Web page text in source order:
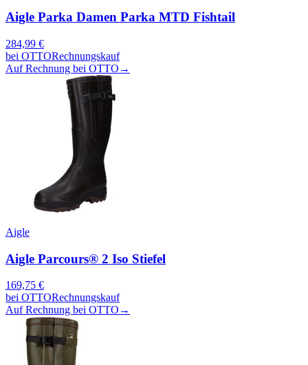
Aigle Parka Damen Parka MTD Fishtail
284,99 €
bei OTTORechnungskauf
Auf Rechnung bei OTTO →
Aigle
Aigle Parcours® 2 Iso Stiefel
169,75 €
bei OTTORechnungskauf
Auf Rechnung bei OTTO →